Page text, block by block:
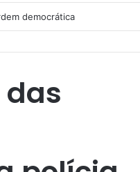
democrática
das